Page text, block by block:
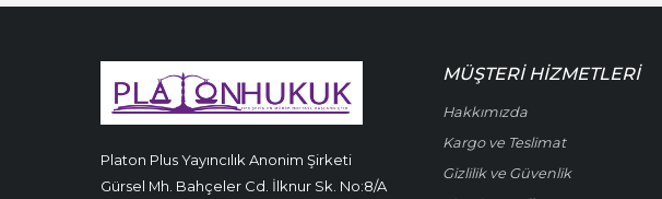
Platon Plus Yayıncılık Anonim Şirketi
Gürsel Mh. Bahçeler Cd. İlknur Sk. No:8/A
MÜŞTERI HIZMETLERI
Hakkımızda
Kargo ve Teslimat
Gizlilik ve Güvenlik